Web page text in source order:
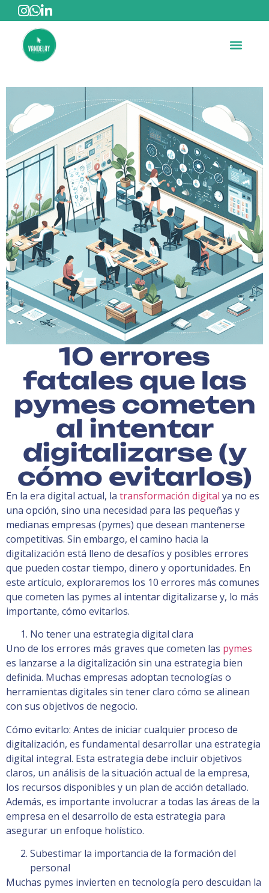
10 errores
fatales que las
pymes cometen
al intentar
digitalizarse (y
cómo evitarlos)
En la era digital actual, la transformación digital ya no es
una opción, sino una necesidad para las pequeñas y
medianas empresas (pymes) que desean mantenerse
competitivas. Sin embargo, el camino hacia la
digitalización está lleno de desafíos y posibles errores
que pueden costar tiempo, dinero y oportunidades. En
este artículo, exploraremos los 10 errores más comunes
que cometen las pymes al intentar digitalizarse y, lo más
importante, cómo evitarlos.
No tener una estrategia digital clara
Uno de los errores más graves que cometen las pymes
es lanzarse a la digitalización sin una estrategia bien
definida. Muchas empresas adoptan tecnologías o
herramientas digitales sin tener claro cómo se alinean
con sus objetivos de negocio.
Cómo evitarlo: Antes de iniciar cualquier proceso de
digitalización, es fundamental desarrollar una estrategia
digital integral. Esta estrategia debe incluir objetivos
claros, un análisis de la situación actual de la empresa,
los recursos disponibles y un plan de acción detallado.
Además, es importante involucrar a todas las áreas de la
empresa en el desarrollo de esta estrategia para
asegurar un enfoque holístico.
Subestimar la importancia de la formación del
personal
Muchas pymes invierten en tecnología pero descuidan la